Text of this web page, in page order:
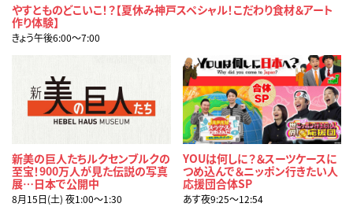
やすとものどこいこ！？【夏休み神戸スペシャル！こだわり食材＆アート
作り体験】
きょう午後6:00〜7:00
新美の巨人たちルクセンブルクの
至宝！900万人が見た伝説の写真
展…日本で公開中
8月15日(土) 夜1:00〜1:30
YOUは何しに？＆スーツケースに
つめ込んで＆ニッポン行きたい人
応援団合体SP
あす夜9:25〜12:54